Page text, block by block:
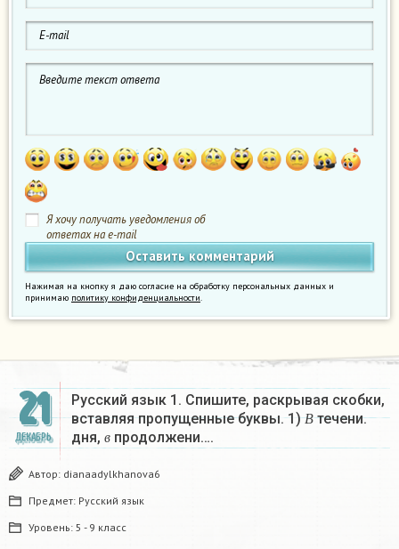
Я хочу получать уведомления об
ответах на e-mail
Нажимая на кнопку я даю согласие на обработку персональных данных и
принимаю политику конфиденциальности.
21
ДЕКАБРЬ
Русский язык 1. Спишите, раскрывая скобки,
вставляя пропущенные буквы. 1)В
В
течени.
дня,
в
в
продолжени….
Автор: dianaadylkhanova6
Предмет: Русский язык
Уровень: 5 - 9 класс